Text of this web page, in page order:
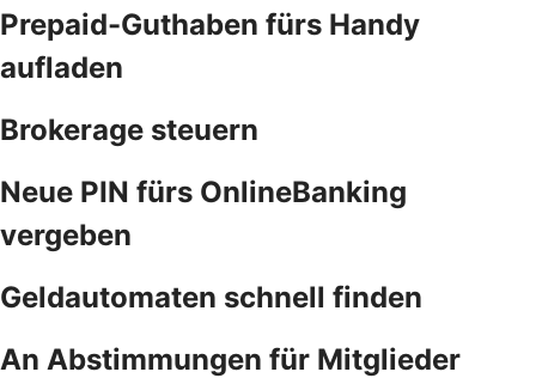
Prepaid-Guthaben fürs Handy
aufladen
Brokerage steuern
Neue PIN fürs OnlineBanking
vergeben
Geldautomaten schnell finden
An Abstimmungen für Mitglieder